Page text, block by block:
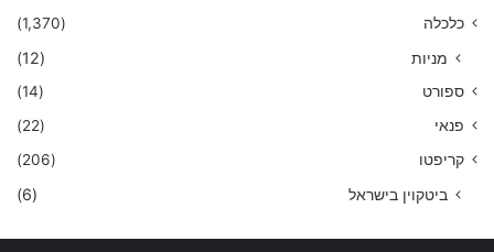
כלכלה
(1,370)
מניות (12)
ספורט
(14)
פנאי
(22)
קריפטו
(206)
ביטקוין בישראל (6)